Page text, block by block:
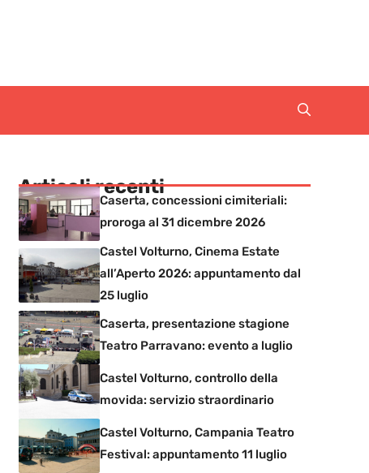
Articoli recenti
Caserta, concessioni cimiteriali:
proroga al 31 dicembre 2026
Castel Volturno, Cinema Estate
all’Aperto 2026: appuntamento dal
25 luglio
Caserta, presentazione stagione
Teatro Parravano: evento a luglio
Castel Volturno, controllo della
movida: servizio straordinario
Castel Volturno, Campania Teatro
Festival: appuntamento 11 luglio